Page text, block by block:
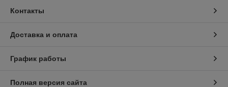
Контакты
Доставка и оплата
График работы
Полная версия сайта